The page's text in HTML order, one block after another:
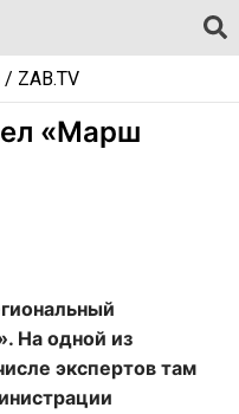
/ ZAB.TV
«Марш
На одной из
экспертов там